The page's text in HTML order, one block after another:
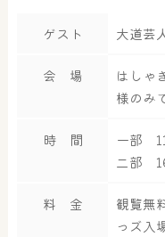
ゲスト 大道芸
会 場
はしゃ
様のみ
時 間
一部
二部
料 金
観覧無
っズ入